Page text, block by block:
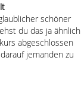
schöner
du das ja ähnlich
abgeschlossen
jemanden zu